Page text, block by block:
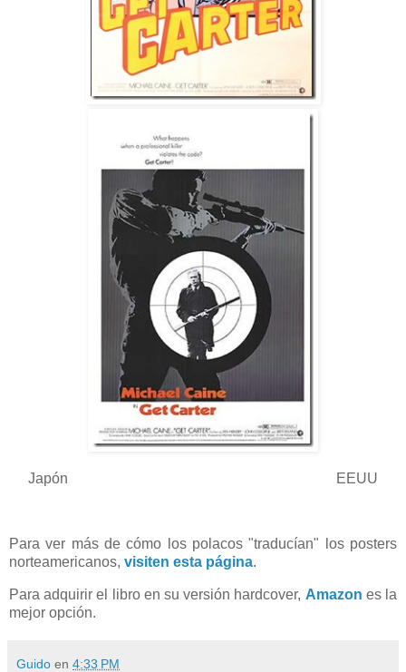
Japón EEUU
Para ver más de cómo los polacos "traducían" los posters
norteamericanos, visiten esta página.
Para adquirir el libro en su versión hardcover, Amazon es la
mejor opción.
Guido en 4:33 PM